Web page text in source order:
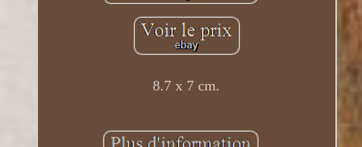
8.7 x 7 cm.